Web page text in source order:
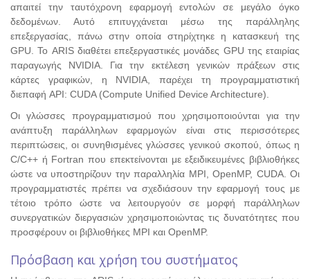
απαιτεί την ταυτόχρονη εφαρμογή εντολών σε μεγάλο όγκο
δεδομένων. Αυτό επιτυγχάνεται μέσω της παράλληλης
επεξεργασίας, πάνω στην οποία στηρίχτηκε η κατασκευή της
GPU. Το ARIS διαθέτει επεξεργαστικές μονάδες GPU της εταιρίας
παραγωγής NVIDIA. Για την εκτέλεση γενικών πράξεων στις
κάρτες γραφικών, η NVIDIA, παρέχει τη προγραμματιστική
διεπαφή API: CUDA (Compute Unified Device Architecture).
Οι γλώσσες προγραμματισμού που χρησιμοποιούνται για την
ανάπτυξη παράλληλων εφαρμογών είναι στις περισσότερες
περιπτώσεις, οι συνηθισμένες γλώσσες γενικού σκοπού, όπως η
C/C++ ή Fortran που επεκτείνονται με εξειδικευμένες βιβλιοθήκες
ώστε να υποστηρίζουν την παραλληλία MPI, OpenMP, CUDA. Οι
προγραμματιστές πρέπει να σχεδιάσουν την εφαρμογή τους με
τέτοιο τρόπο ώστε να λειτουργούν σε μορφή παράλληλων
συνεργατικών διεργασιών χρησιμοποιώντας τις δυνατότητες που
προσφέρουν οι βιβλιοθήκες MPI και OpenMP.
Πρόσβαση και χρήση του συστήματος